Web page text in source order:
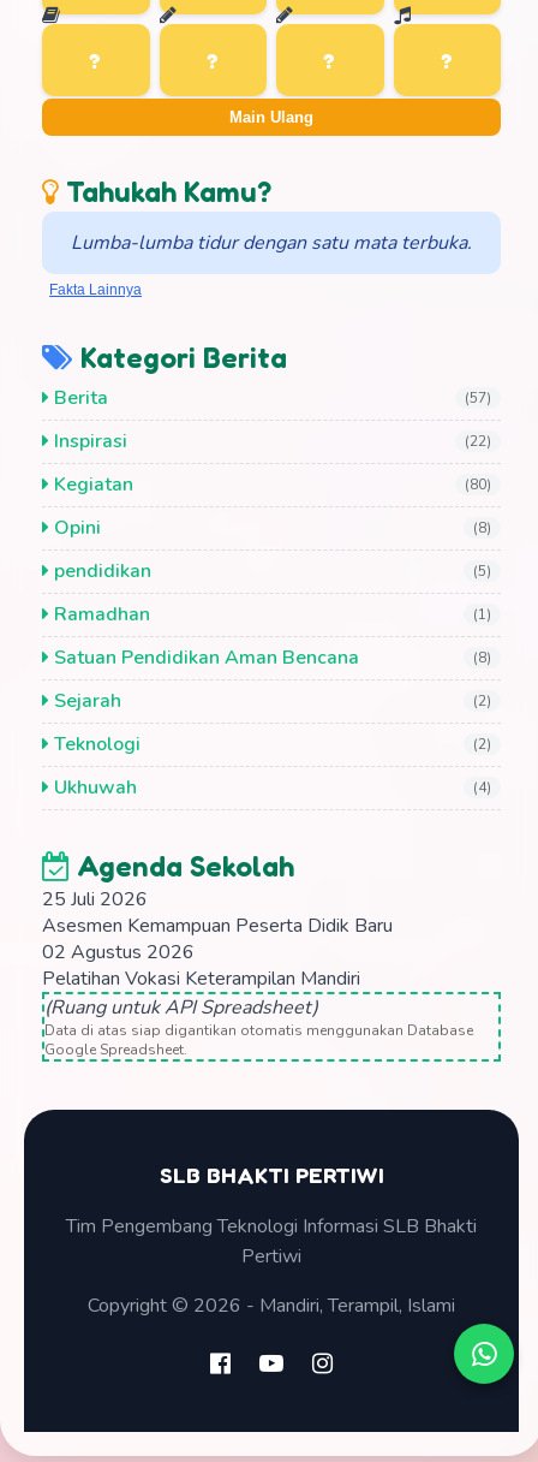
Main Ulang
Tahukah Kamu?
Lumba-lumba tidur dengan satu mata terbuka.
Fakta Lainnya
Kategori Berita
Berita (57)
Inspirasi (22)
Kegiatan (80)
Opini (8)
pendidikan (5)
Ramadhan (1)
Satuan Pendidikan Aman Bencana (8)
Sejarah (2)
Teknologi (2)
Ukhuwah (4)
Agenda Sekolah
25 Juli 2026
Asesmen Kemampuan Peserta Didik Baru
02 Agustus 2026
Pelatihan Vokasi Keterampilan Mandiri
(Ruang untuk API Spreadsheet)
Data di atas siap digantikan otomatis menggunakan Database
Google Spreadsheet.
SLB BHAKTI PERTIWI
Tim Pengembang Teknologi Informasi SLB Bhakti
Pertiwi
Copyright © 2026 - Mandiri, Terampil, Islami